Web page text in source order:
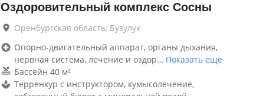
Оздоровительный комплекс Сосны
Оренбургская область, Бузулук
Опорно-двигательный аппарат, органы дыхания,
нервная система, лечение и оздор… Показать еще
Бассейн 40 м²
Терренкур с инструктором, кумысолечение,